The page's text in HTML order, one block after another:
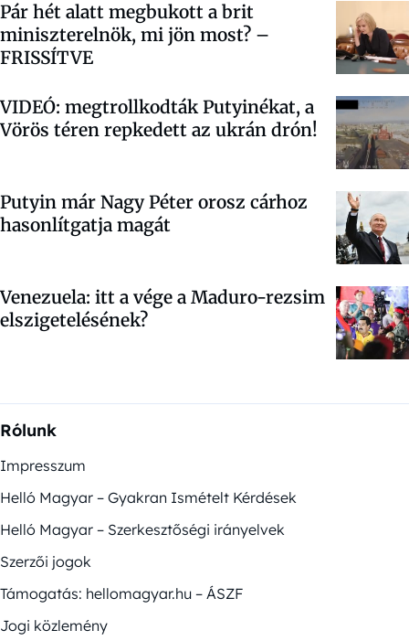
Pár hét alatt megbukott a brit
miniszterelnök, mi jön most? –
FRISSÍTVE
VIDEÓ: megtrollkodták Putyinékat, a
Vörös téren repkedett az ukrán drón!
Putyin már Nagy Péter orosz cárhoz
hasonlítgatja magát
Venezuela: itt a vége a Maduro-rezsim
elszigetelésének?
Rólunk
Impresszum
Helló Magyar – Gyakran Ismételt Kérdések
Helló Magyar – Szerkesztőségi irányelvek
Szerzői jogok
Támogatás: hellomagyar.hu – ÁSZF
Jogi közlemény